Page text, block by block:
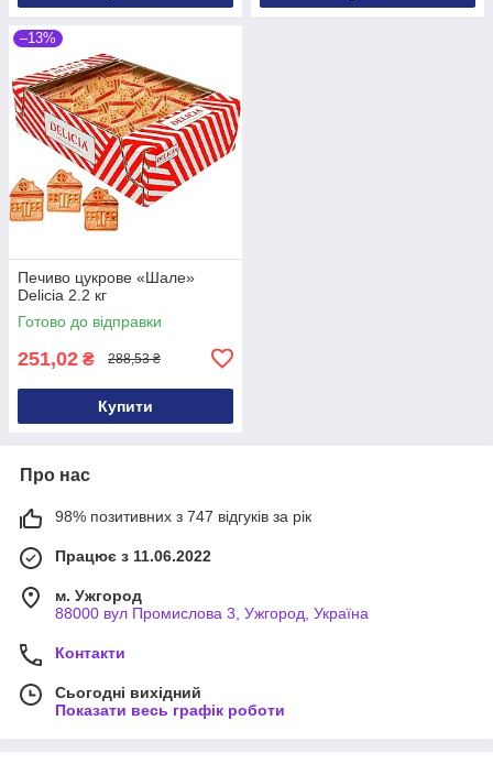
–13%
Печиво цукрове «Шале»
Delicia 2.2 кг
Готово до відправки
251,02 ₴ 288,53 ₴
Купити
Про нас
98% позитивних з 747 відгуків за рік
Працює з 11.06.2022
м. Ужгород
88000 вул Промислова 3, Ужгород, Україна
Контакти
Сьогодні вихідний
Показати весь графік роботи